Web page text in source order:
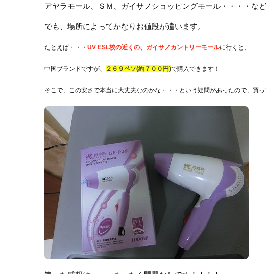
アヤラモール、ＳＭ、ガイサノショッピングモール・・・・な
でも、場所によってかなりお値段が違います。
たとえば・・・ UV ESL校の近くの、ガイサノカントリーモールに行くと、
中国ブランドですが、 ２６９ペソ(約７００円)で購入できます！
そこで、この安さで本当に大丈夫なのかな・・・という疑問があったので、買っ